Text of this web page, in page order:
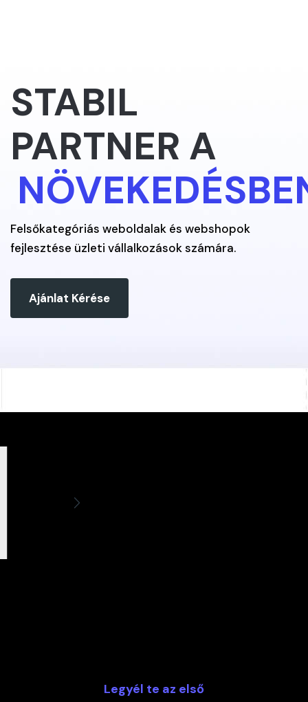
STABIL
PARTNER A
Felsőkategóriás weboldalak és webshopok
fejlesztése üzleti vállalkozások számára.
Ajánlat Kérése
Legyél te az első